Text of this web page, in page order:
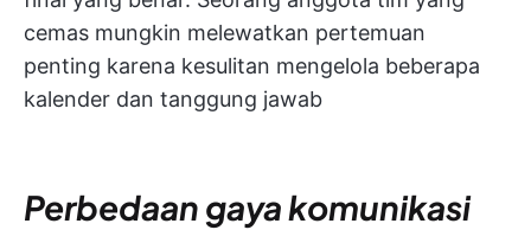
cemas mungkin melewatkan pertemuan
penting karena kesulitan mengelola beberapa
kalender dan tanggung jawab
Perbedaan gaya komunikasi